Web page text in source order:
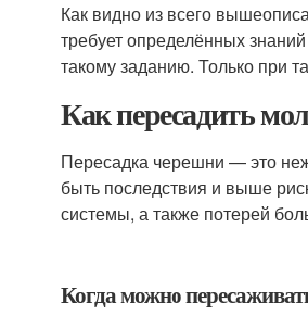
Как видно из всего
требует определённых
такому заданию. Только при
Как пересадить
Пересадка черешни — это
быть последствия и выше
системы, а также потерей
Когда можно